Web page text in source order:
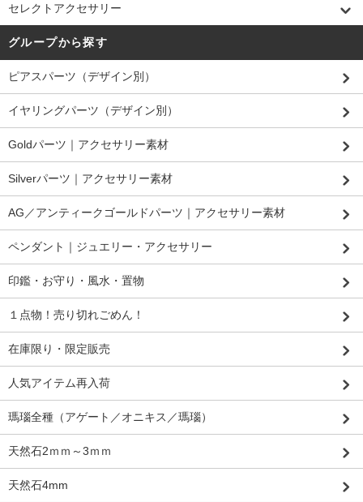
セレクトアクセサリー
グループから探す
ピアスパーツ（デザイン別）
イヤリングパーツ（デザイン別）
Goldパーツ｜アクセサリー素材
Silverパーツ｜アクセサリー素材
AG／アンティークゴールドパーツ｜アクセサリー素材
ペンダント｜ジュエリー・アクセサリー
印鑑・お守り・風水・置物
１点物！売り切れごめん！
在庫限り・限定販売
人気アイテム再入荷
瑪瑙全種（アゲート／オニキス／瑪瑙）
天然石2ｍｍ～3ｍｍ
天然石4mm